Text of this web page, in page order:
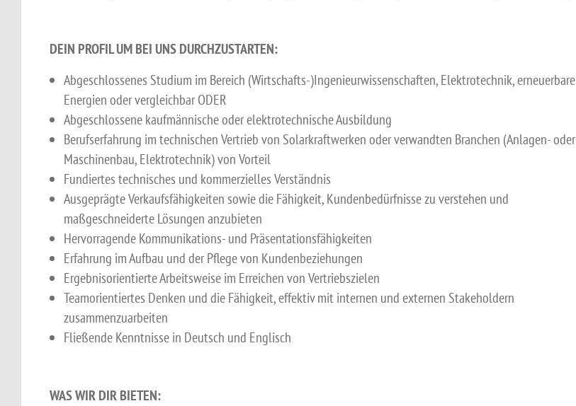
DEIN PROFIL UM BEI UNS DURCHZUSTARTEN:
Abgeschlossenes Studium im Bereich (Wirtschafts-)Ingenieurwissenschaften, Elektrotechnik, erneuerbare
Energien oder vergleichbar ODER
Abgeschlossene kaufmännische oder elektrotechnische Ausbildung
Berufserfahrung im technischen Vertrieb von Solarkraftwerken oder verwandten Branchen (Anlagen- oder
Maschinenbau, Elektrotechnik) von Vorteil
Fundiertes technisches und kommerzielles Verständnis
Ausgeprägte Verkaufsfähigkeiten sowie die Fähigkeit, Kundenbedürfnisse zu verstehen und
maßgeschneiderte Lösungen anzubieten
Hervorragende Kommunikations- und Präsentationsfähigkeiten
Erfahrung im Aufbau und der Pflege von Kundenbeziehungen
Ergebnisorientierte Arbeitsweise im Erreichen von Vertriebszielen
Teamorientiertes Denken und die Fähigkeit, effektiv mit internen und externen Stakeholdern
zusammenzuarbeiten
Fließende Kenntnisse in Deutsch und Englisch
WAS WIR DIR BIETEN: